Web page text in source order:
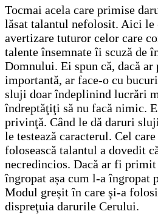
Tocmai acela care primise
lăsat talantul nefolosit. Aici le
avertizare tuturor celor care
talente însemnate îi scuză de
Domnului. Ei spun că, dacă
importantă, ar face-o cu
sluji doar îndeplinind lucrări
îndreptăţiţi să nu facă nimic.
privinţă. Când le dă daruri
le testează caracterul. Cel
folosească talantul a dovedit
necredincios. Dacă ar fi
îngropat așa cum l-a îngropat
Modul greșit în care şi-a
dispreţuia darurile Cerului.